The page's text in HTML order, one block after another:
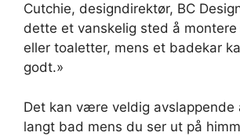
Cutchie, designdirektør, BC
dette et vanskelig sted å
eller toaletter, mens et badekar
godt.»
Det kan være veldig avslappende
langt bad mens du ser ut på